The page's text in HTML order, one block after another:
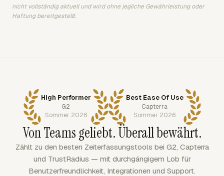
nicht vollständig aktuell und wird ohne jegliche Gewährleistung oder
Haftung bereitgestellt.
High Performer
G2
Sommer 2026
Best Ease Of Use
Capterra
Sommer 2026
Von Teams geliebt. Überall bewährt.
Zählt zu den besten Zeiterfassungstools bei G2, Capterra
und TrustRadius — mit durchgängigem Lob für
Benutzerfreundlichkeit, Integrationen und Support.